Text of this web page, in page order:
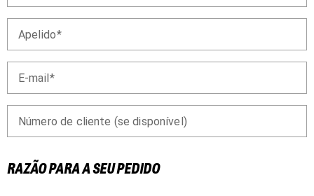
Apelido
E-mail
Número de cliente (se disponível)
RAZÃO PARA A SEU PEDIDO